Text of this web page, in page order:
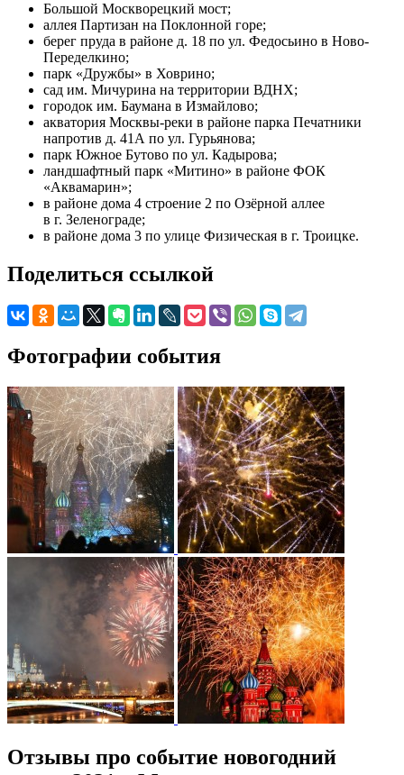
Большой Москворецкий мост;
аллея Партизан на Поклонной горе;
берег пруда в районе д. 18 по ул. Федосьино в Ново-
Переделкино;
парк «Дружбы» в Ховрино;
сад им. Мичурина на территории ВДНХ;
городок им. Баумана в Измайлово;
акватория Москвы-реки в районе парка Печатники
напротив д. 41А по ул. Гурьянова;
парк Южное Бутово по ул. Кадырова;
ландшафтный парк «Митино» в районе ФОК
«Аквамарин»;
в районе дома 4 строение 2 по Озёрной аллее
в г. Зеленограде;
в районе дома 3 по улице Физическая в г. Троицке.
Поделиться ссылкой
Фотографии события
Отзывы про событие новогодний